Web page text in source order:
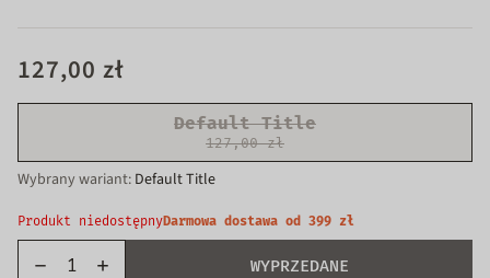
127,00 zł
Default Title
127,00 zł
Wariant
niedostępny
Wybrany wariant: Default Title
Produkt niedostępnyDarmowa dostawa od 399 zł
WYPRZEDANE